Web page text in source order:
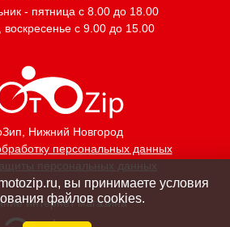
, Нижний Новгород
персональных данных
персональных данных
- пятница с 8.00 до 18.00
воскресенье с 9.00 до 15.00
интернет магазина
вы принимаете условия
файлов cookies.